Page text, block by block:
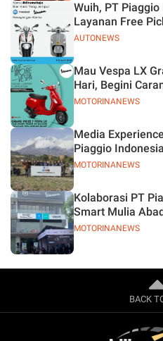
AUTONEWS
Wuih, PT
Layanan Free
MOTORINANEWS
Mau Vespa LX
Hari, Begini
MOTORINANEWS
Media
Piaggio
MOTORINANEWS
Kolaborasi PT
Smart Mulia
BACK